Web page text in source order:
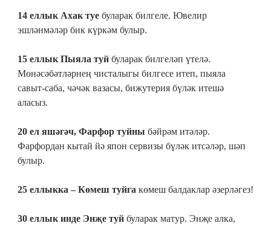
14 еллык Ахак туе буларак билгеле. Ювелир
эшләнмәләр бик күркәм булыр.
15 еллык Пыяла туй буларак билгеләп үтелә.
Мөнәсәбәтләрнең чисталыгы билгесе итеп, пыяла
савыт-саба, чәчәк вазасы, бижутерия бүләк итешә
аласыз.
20 ел яшәгәч, Фарфор туйны бәйрәм итәләр.
Фарфордан кытай йә япон сервизы бүләк итсәләр, шәп
булыр.
25 еллыкка – Көмеш туйга көмеш балдаклар әзерләгез!
30 еллык инде Энҗе туй буларак матур. Энҗе алка,